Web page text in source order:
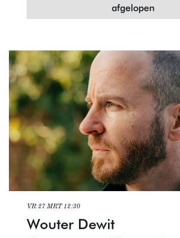
afgelopen
Wouter Dewit
VR 27 MRT12:30